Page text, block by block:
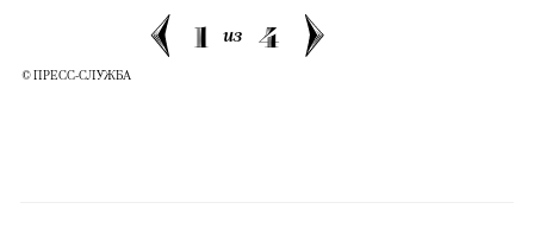
1 из 4
© ПРЕСС-СЛУЖБА